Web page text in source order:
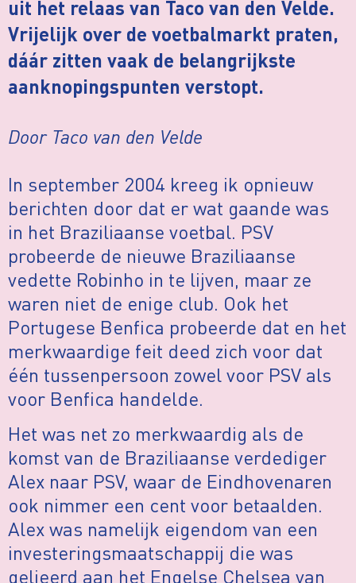
uit het relaas van Taco van den Velde.
Vrijelijk over de voetbalmarkt praten,
dáár zitten vaak de belangrijkste
aanknopingspunten verstopt.
Door Taco van den Velde
In september 2004 kreeg ik opnieuw
berichten door dat er wat gaande was
in het Braziliaanse voetbal. PSV
probeerde de nieuwe Braziliaanse
vedette Robinho in te lijven, maar ze
waren niet de enige club. Ook het
Portugese Benfica probeerde dat en het
merkwaardige feit deed zich voor dat
één tussenpersoon zowel voor PSV als
voor Benfica handelde.
Het was net zo merkwaardig als de
komst van de Braziliaanse verdediger
Alex naar PSV, waar de Eindhovenaren
ook nimmer een cent voor betaalden.
Alex was namelijk eigendom van een
investeringsmaatschappij die was
gelieerd aan het Engelse Chelsea van